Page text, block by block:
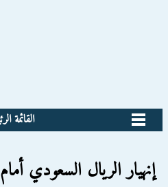
القائمة
إنهيار الريال السعودي